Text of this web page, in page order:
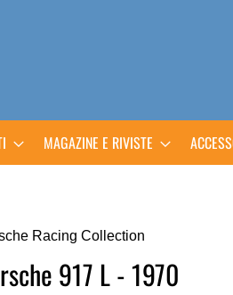
MAGAZINE E RIVISTE
Racing Collection
917 L - 1970